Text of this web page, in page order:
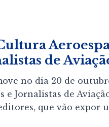
de
no dia 20 de
e Jornalistas de
que vão expor